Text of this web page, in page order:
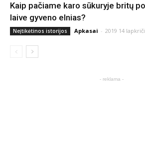
Kaip pačiame karo sūkuryje britų
laive gyveno elnias?
Neįtikėtinos istorijos Apkasai - 2019 14
- reklama -